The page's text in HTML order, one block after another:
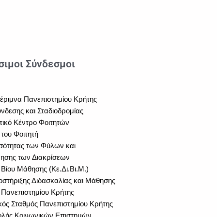
Σύνδεσμοι
Πανεπιστημίου Κρήτης
και Σταδιοδρομίας
Κέντρο Φοιτητών
Φοιτητή
των Φύλων και
των Διακρίσεων
Βίου Μάθησης (Κε.Δι.Βι.Μ.)
Διδασκαλίας και Μάθησης
Πανεπιστημίου Κρήτης
Σταθμός Πανεπιστημίου Κρήτης